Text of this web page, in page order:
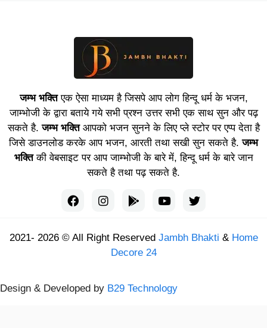
जम्भ भक्तिएक ऐसा माध्यम है जिसपे आप लोग हिन्दू धर्म के भजन,
जाम्भोजी के द्वारा बताये गये सभी प्रश्न उत्तर सभी एक साथ सुन और पढ़
सकते है.जम्भ भक्तिआपको भजन सुनने के लिए प्ले स्टोर पर एप्प देता है
जिसे डाउनलोड करके आप भजन, आरती तथा सखी सुन सकते है.जम्भ
भक्तिकी वेबसाइट पर आप जाम्भोजी के बारे में, हिन्दू धर्म के बारे जान
सकते है तथा पढ़ सकते है.
2021- 2026 © All Right Reserved Jambh Bhakti & Home
Decore 24
Design & Developed by B29 Technology